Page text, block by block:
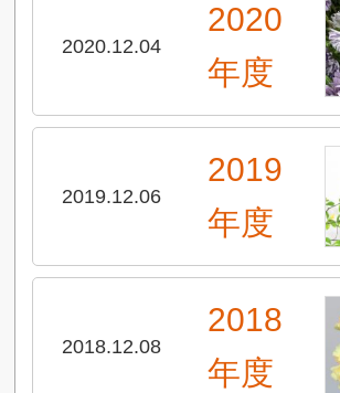
2020.12.04
2020
年度
2019.12.06
2019
年度
2018.12.08
2018
年度